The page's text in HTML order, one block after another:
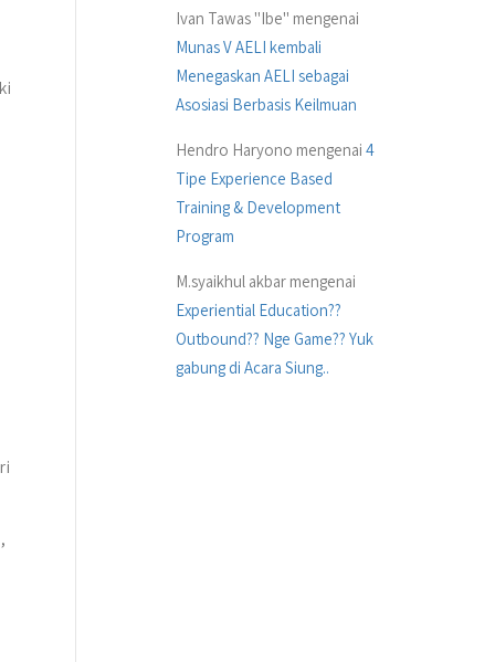
Ivan Tawas "Ibe" mengenai
Munas V AELI kembali
Menegaskan AELI sebagai
Asosiasi Berbasis Keilmuan
Hendro Haryono mengenai 4
Tipe Experience Based
Training & Development
Program
M.syaikhul akbarmengenai
Experiential Education??
Outbound?? Nge Game?? Yuk
gabung di Acara Siung..